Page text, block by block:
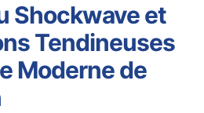
Shockwave et
Tendineuses
Moderne de